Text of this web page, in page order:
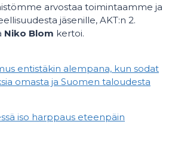
arvostaa toimintaamme ja
jäsenille, AKT:n 2.
Niko Blom kertoi.
entistäkin alempana, kun sodat
omasta ja Suomen taloudesta
iso harppaus eteenpäin